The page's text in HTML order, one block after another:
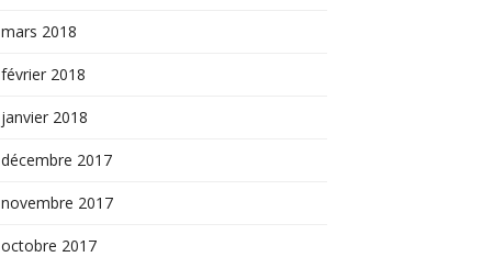
mars 2018
février 2018
janvier 2018
décembre 2017
novembre 2017
octobre 2017